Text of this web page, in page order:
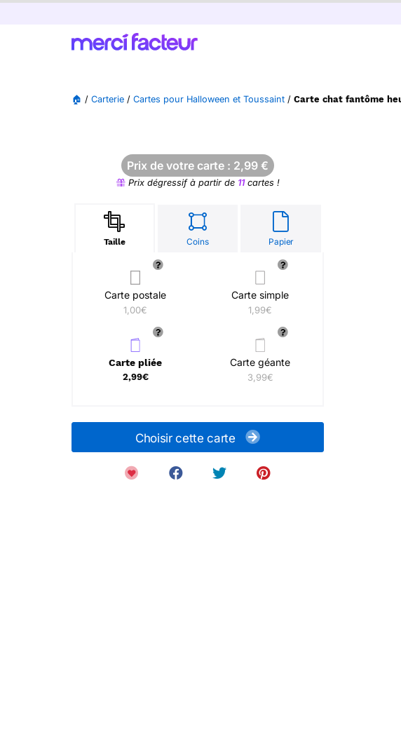
🏠 / Carterie / Cartes pour Halloween et Toussaint / Carte chat fantôme
Prix de votre carte : 2,99 €
Prix dégressif à partir de 11cartes !
Taille Coins Papier
Carte postale
1,00€
Carte simple
1,99€
Carte pliée
2,99€
Carte géante
3,99€
Choisir cette carte